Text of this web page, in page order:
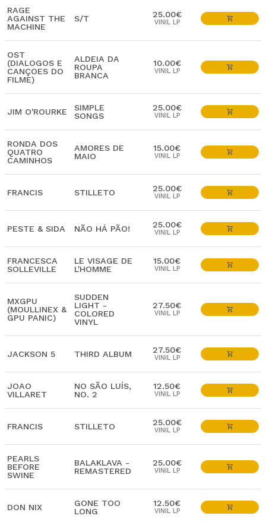
RAGE
AGAINST THE
MACHINE
S/T 25.00€
VINIL LP
OST
(DIALOGOS E
CANÇOES DO
FILME)
ALDEIA DA
ROUPA
BRANCA
10.00€
VINIL LP
JIM O'ROURKE
SIMPLE
SONGS
25.00€
VINIL LP
RONDA DOS
QUATRO
CAMINHOS
AMORES DE
MAIO
15.00€
VINIL LP
FRANCIS STILLETO 25.00€
VINIL LP
PESTE & SIDA NÃO HÁ PÃO! 25.00€
VINIL LP
FRANCESCA
SOLLEVILLE
LE VISAGE DE
L'HOMME
15.00€
VINIL LP
MXGPU
(MOULLINEX &
GPU PANIC)
SUDDEN
LIGHT -
COLORED
VINYL
27.50€
VINIL LP
JACKSON 5 THIRD ALBUM 27.50€
VINIL LP
JOAO
VILLARET
NO SÃO LUÍS,
NO. 2
12.50€
VINIL LP
FRANCIS STILLETO 25.00€
VINIL LP
PEARLS
BEFORE
SWINE
BALAKLAVA -
REMASTERED
25.00€
VINIL LP
DON NIX
GONE TOO
LONG
12.50€
VINIL LP